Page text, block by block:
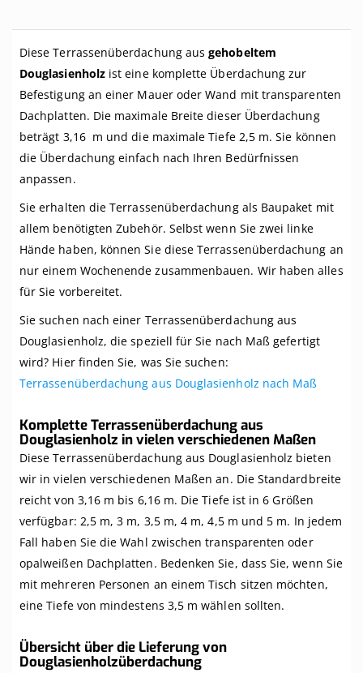
bis
3,16
m
x
Tiefe
2,5
m.
Aluminiumprofile
Diese Terrassenüberdachung ausgehobeltem
Douglasienholzist eine komplette Überdachung zur
Befestigung an einer Mauer oder Wand mit transparenten
Dachplatten. Die maximale Breite dieser Überdachung
beträgt 3,16 m und die maximale Tiefe 2,5 m. Sie können
die Überdachung einfach nach Ihren Bedürfnissen
anpassen.
Sie erhalten die Terrassenüberdachung als Baupaket mit
allem benötigten Zubehör. Selbst wenn Sie zwei linke
Hände haben, können Sie diese Terrassenüberdachung an
nur einem Wochenende zusammenbauen. Wir haben alles
für Sie vorbereitet.
Sie suchen nach einer Terrassenüberdachung aus
Douglasienholz, die speziell für Sie nach Maß gefertigt
wird? Hier finden Sie, was Sie suchen:
Terrassenüberdachung aus Douglasienholz nach Maß
Komplette Terrassenüberdachung aus
Douglasienholz in vielen verschiedenen Maßen
Diese Terrassenüberdachung aus Douglasienholz bieten
wir in vielen verschiedenen Maßen an. Die Standardbreite
reicht von 3,16 m bis 6,16 m. Die Tiefe ist in 6 Größen
verfügbar: 2,5 m, 3 m, 3,5 m, 4 m, 4,5 m und 5 m. In jedem
Fall haben Sie die Wahl zwischen transparenten oder
opalweißen Dachplatten. Bedenken Sie, dass Sie, wenn Sie
mit mehreren Personen an einem Tisch sitzen möchten,
eine Tiefe von mindestens 3,5 m wählen sollten.
Übersicht über die Lieferung von
Douglasienholzüberdachung